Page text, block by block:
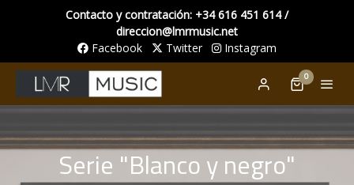
Contacto y contratación: +34 616 451 614 /
direccion@lmrmusic.net
Facebook
Twitter Instagram
0
Serie "Blanco y negro"